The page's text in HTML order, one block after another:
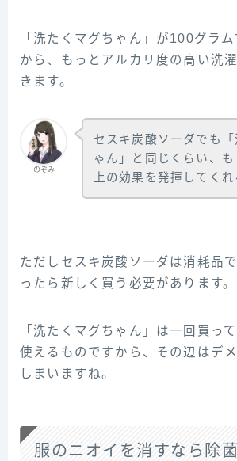
「洗たくマグちゃん」が100グラ
から、もっとアルカリ度の高い洗
きます。
のぞみ
セスキ炭酸ソーダでも「
ゃん」と同じくらい、
上の効果を発揮してくれ
ただしセスキ炭酸ソーダは消耗品
ったら新しく買う必要があります。
「洗たくマグちゃん」は一回買っ
使えるものですから、その辺はデ
しまいますね。
服のニオイを消すなら除